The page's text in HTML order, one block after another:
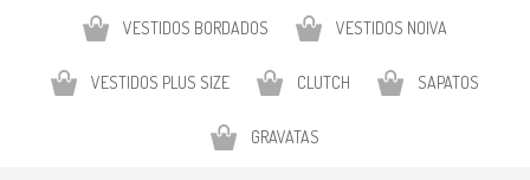
VESTIDOS BORDADOS VESTIDOS NOIVA
VESTIDOS PLUS SIZE CLUTCH SAPATOS
GRAVATAS